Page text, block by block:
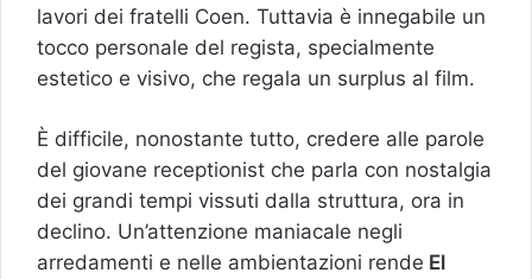
lavori dei fratelli Coen. Tuttavia è innegabile un
tocco personale del regista, specialmente
estetico e visivo, che regala un surplus al film.
È difficile, nonostante tutto, credere alle parole
del giovane receptionist che parla con nostalgia
dei grandi tempi vissuti dalla struttura, ora in
declino. Un’attenzione maniacale negli
arredamenti e nelle ambientazioni rende El